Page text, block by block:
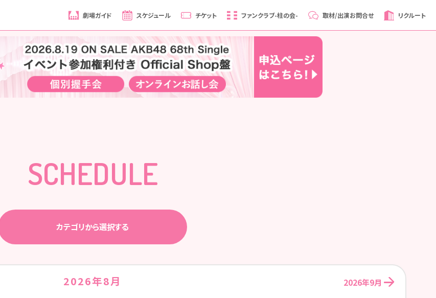
劇場ガイド スケジュール チケット ファンクラブ-柱の会- 取材/出演お問合せ リクルート
SCHEDULE
カテゴリから選択する
2026年8月 2026年9月